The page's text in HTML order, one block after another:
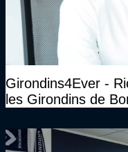
Girondins4Ever -
les Girondins de